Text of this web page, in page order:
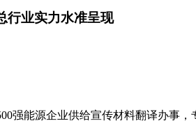
行业实力水准呈现
能源企业供给宣传材料翻译办事，